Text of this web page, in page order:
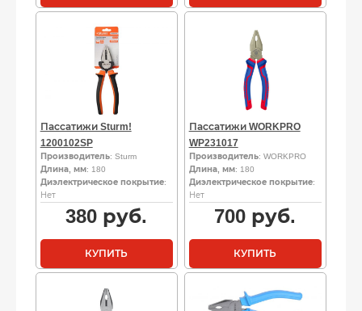
Пассатижи Sturm!
1200102SP
Производитель: Sturm
Длина, мм: 180
Диэлектрическое покрытие:
Нет
380 руб.
КУПИТЬ
Пассатижи WORKPRO
WP231017
Производитель: WORKPRO
Длина, мм: 180
Диэлектрическое покрытие:
Нет
700 руб.
КУПИТЬ